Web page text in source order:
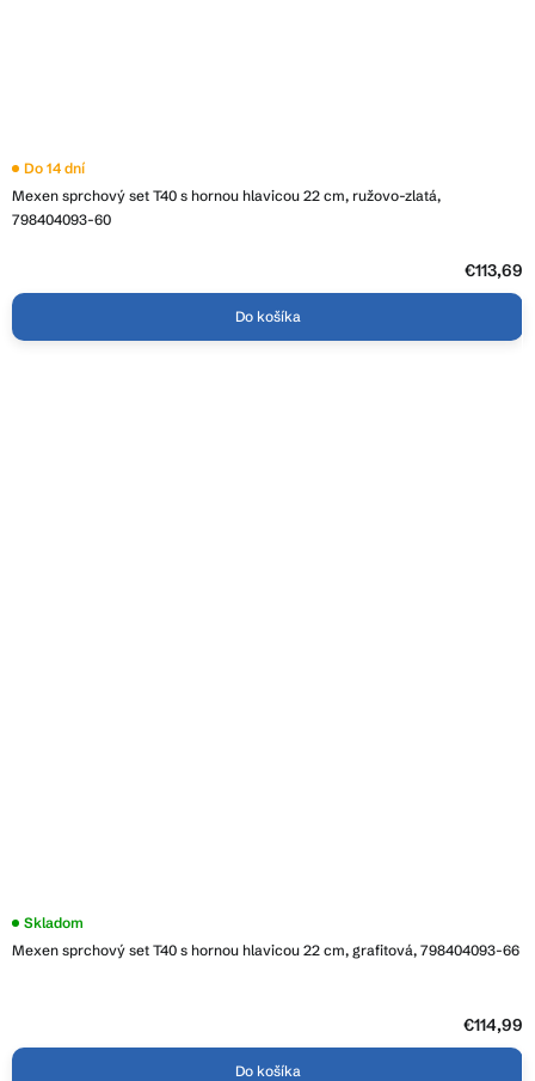
Mexen sprchový set T40 s hornou hlavicou 22 cm, ružovo-zlatá,
798404093-60
Do 14 dní
€113,69
Do košíka
Mexen sprchový set T40 s hornou hlavicou 22 cm, grafitová, 798404093-66
Skladom
€114,99
Do košíka